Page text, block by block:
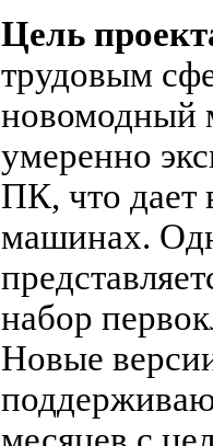
Цель
трудовым
новомодный
умеренно
ПК, что дает
машинах.
набор
Новые